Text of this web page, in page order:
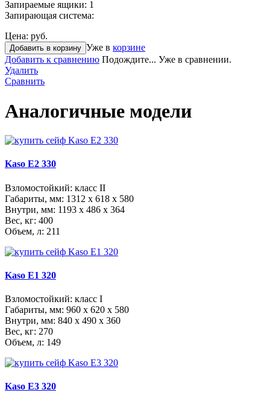
Запираемые ящики: 1
Запирающая система:
Цена: руб.
Добавить в корзину Уже в корзине
Добавить к сравнению Подождите... Уже в сравнении.
Удалить
Сравнить
Аналогичные модели
Kaso E2 330
Взломостойкий: класс II
Габариты, мм: 1312 x 618 x 580
Внутри, мм: 1193 x 486 x 364
Вес, кг: 400
Объем, л: 211
Kaso E1 320
Взломостойкий: класс I
Габариты, мм: 960 x 620 x 580
Внутри, мм: 840 x 490 x 360
Вес, кг: 270
Объем, л: 149
Kaso E3 320